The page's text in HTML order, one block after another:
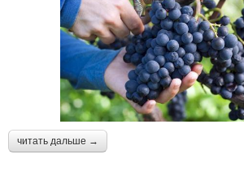
читать дальше →